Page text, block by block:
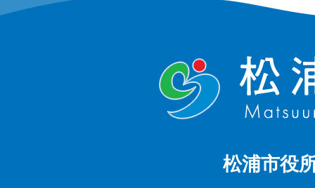
松浦市役